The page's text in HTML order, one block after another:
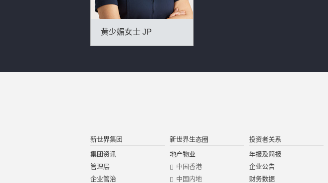
黄少媚女士 JP
新世界集团
集团资讯
管理层
企业管治
新世界生态圈
地产物业
中国香港
中国内地
投资者关系
年报及简报
企业公告
财务数据